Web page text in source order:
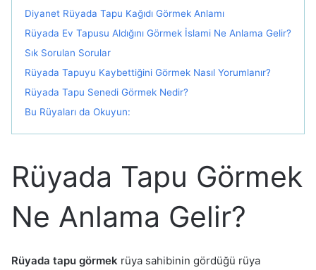
Diyanet Rüyada Tapu Kağıdı Görmek Anlamı
Rüyada Ev Tapusu Aldığını Görmek İslami Ne Anlama Gelir?
Sık Sorulan Sorular
Rüyada Tapuyu Kaybettiğini Görmek Nasıl Yorumlanır?
Rüyada Tapu Senedi Görmek Nedir?
Bu Rüyaları da Okuyun:
Rüyada Tapu Görmek
Ne Anlama Gelir?
Rüyada tapu görmek rüya sahibinin gördüğü rüya